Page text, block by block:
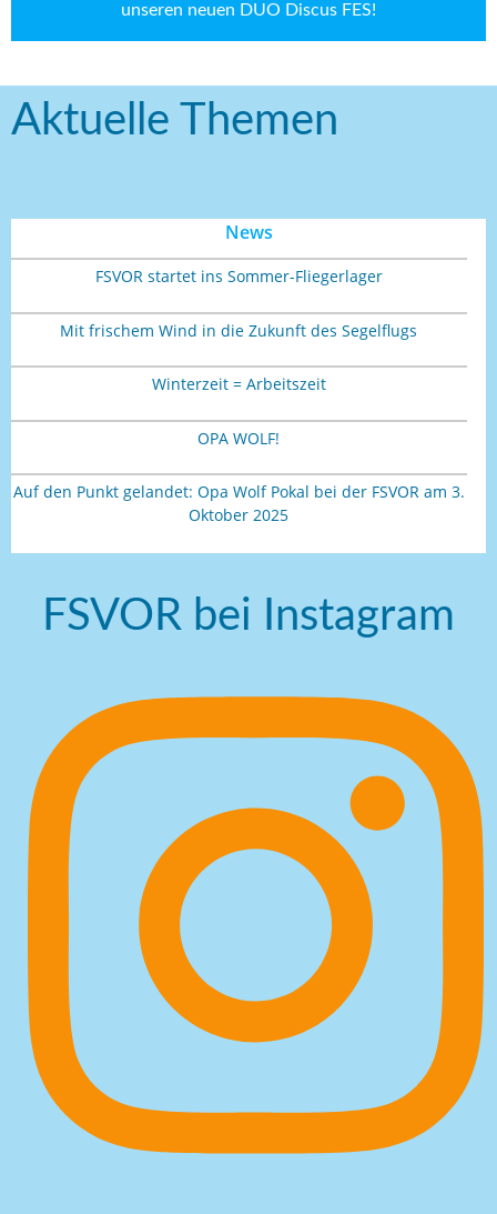
unseren neuen DUO Discus FES!
Aktuelle Themen
News
FSVOR startet ins Sommer-Fliegerlager
Mit frischem Wind in die Zukunft des Segelflugs
Winterzeit = Arbeitszeit
OPA WOLF!
Auf den Punkt gelandet: Opa Wolf Pokal bei der FSVOR am 3.
Oktober 2025
FSVOR bei Instagram